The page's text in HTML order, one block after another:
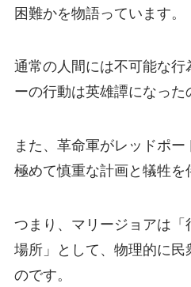
困難かを物語っています。
通常の人間には不可能な
ーの行動は英雄譚になった
また、革命軍がレッドポー
極めて慎重な計画と犠牲を
つまり、マリージョアは「
場所」として、物理的に民
のです。